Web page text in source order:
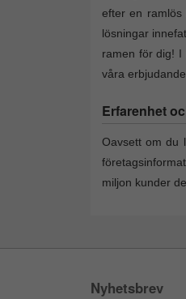
efter en ramlös
lösningar
ramen för dig! I
våra
Erfarenhet
Oavsett om du
miljon kunder
Nyhetsbrev